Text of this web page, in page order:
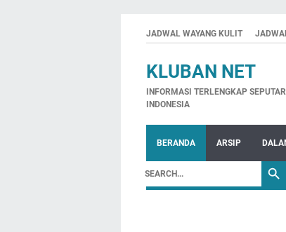
JADWAL WAYANG KULIT
KLUBAN NET
INFORMASI TERLENGKAP
INDONESIA
BERANDA ARSIP